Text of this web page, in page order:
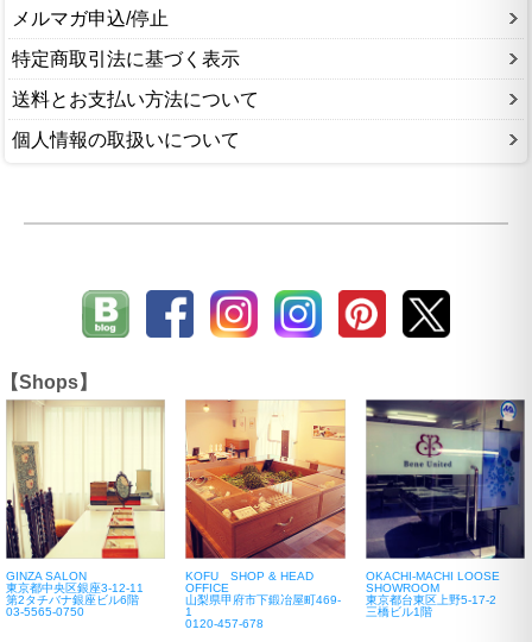
メルマガ申込/停止
特定商取引法に基づく表示
送料とお支払い方法について
個人情報の取扱いについて
【Shops】
GINZA SALON
東京都中央区銀座3-12-11
第2タチバナ銀座ビル6階
03-5565-0750
KOFU SHOP & HEAD
OFFICE
山梨県甲府市下鍛冶屋町469-
1
0120-457-678
OKACHI-MACHI LOOSE
SHOWROOM
東京都台東区上野5-17-2
三橋ビル1階